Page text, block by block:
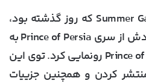
توی رویداد Summer Game Fest 2023 که روز گذشته بود،
یوبیسافت از بازی جدید خودش از سری Prince of Persia به
نام Prince of Persia The Lost Crown رونمایی کرد. توی این
کردن و همچنین جزییات